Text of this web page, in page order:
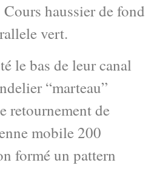
haussier de fond
vert.
le bas de leur canal
“marteau”
retournement de
mobile 200
formé un pattern